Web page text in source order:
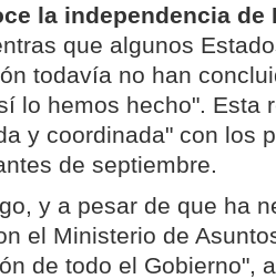
la independencia de
que algunos
todavía no han
lo hemos hecho". Esta
y coordinada" con los
de septiembre.
y a pesar de que ha
el Ministerio de
de todo el Gobierno",